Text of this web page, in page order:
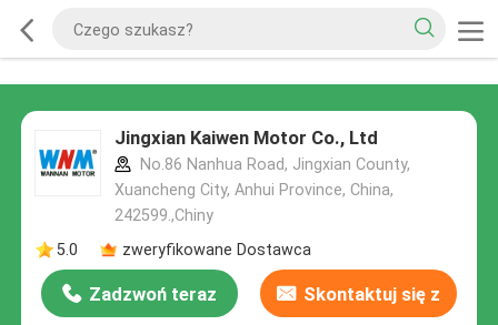
Jingxian Kaiwen Motor Co., Ltd
No.86 Nanhua Road, Jingxian County,
Xuancheng City, Anhui Province, China,
242599.,Chiny
5.0
zweryfikowane Dostawca
Zadzwoń teraz Skontaktuj się z